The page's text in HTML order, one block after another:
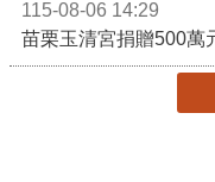
115-08-06 14:29